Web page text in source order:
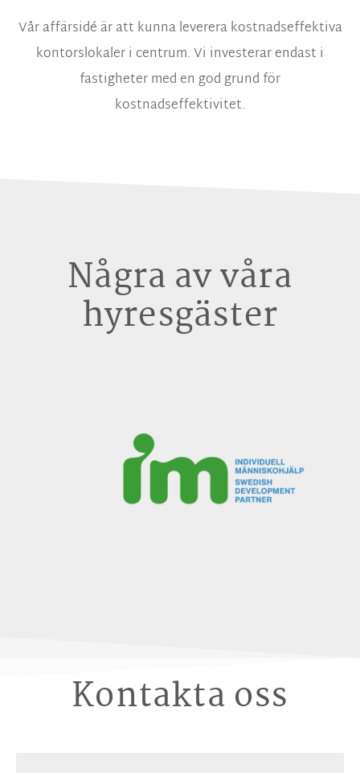
Vår affärsidé är att kunna leverera kostnadseffektiva
kontorslokaler i centrum. Vi investerar endast i
fastigheter med en god grund för
kostnadseffektivitet.
Några av våra
hyresgäster
Kontakta oss